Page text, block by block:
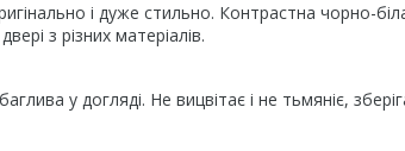
і дуже стильно. Контрастна чорно-
з різних матеріалів.
у догляді. Не вицвітає і не тьмяніє,